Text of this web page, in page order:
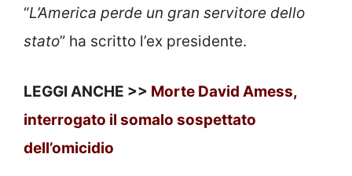
“L’America perde un gran servitore dello
stato” ha scritto l’ex presidente.
LEGGI ANCHE >> Morte David Amess,
interrogato il somalo sospettato
dell’omicidio